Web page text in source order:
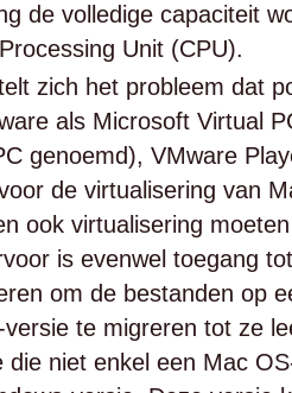
de volledige capaciteit
Unit (CPU).
zich het probleem dat
als Microsoft Virtual
genoemd), VMware
de virtualisering van
ook virtualisering
is evenwel toegang
om de bestanden op
te migreren tot ze
die niet enkel een Mac